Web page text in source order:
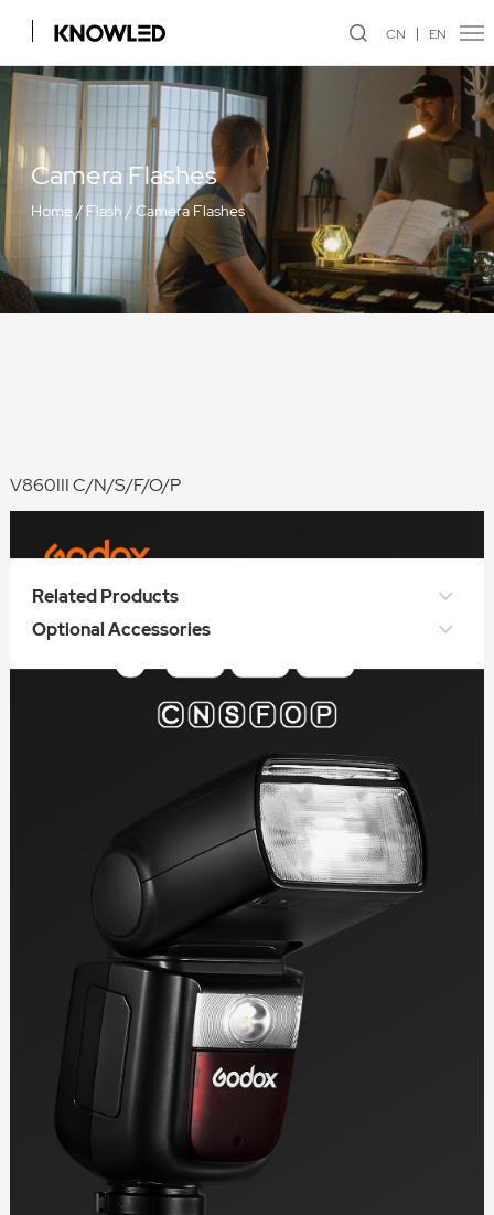
CN EN
Camera Flashes
Home/ Flash /Camera Flashes
Related Products
Optional Accessories
V860III C/N/S/F/O/P